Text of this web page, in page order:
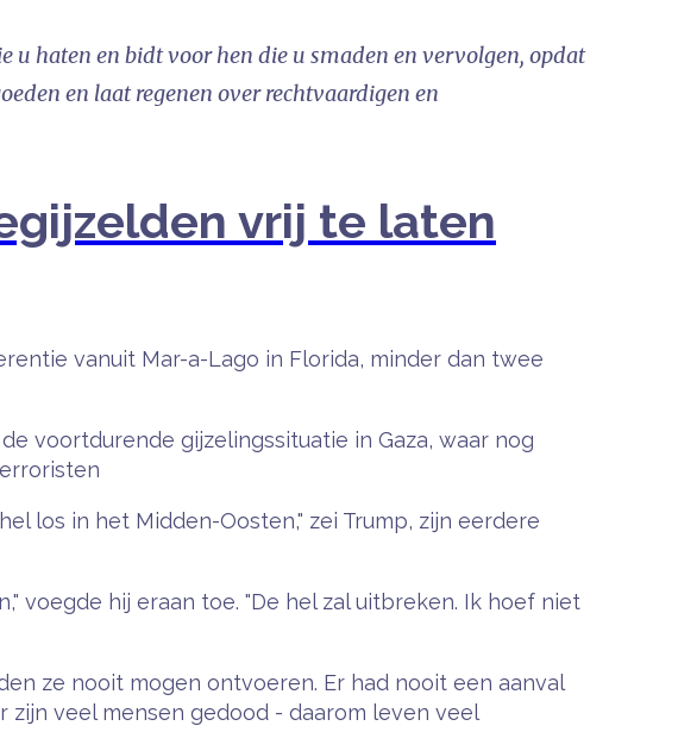
u haten en bidt voor hen die u smaden en vervolgen, opdat
en laat regenen over rechtvaardigen en
vrij te laten
vanuit Mar-a-Lago in Florida, minder dan twee
voortdurende gijzelingssituatie in Gaza, waar nog
los in het Midden-Oosten," zei Trump, zijn eerdere
voegde hij eraan toe. "De hel zal uitbreken. Ik hoef niet
ze nooit mogen ontvoeren. Er had nooit een aanval
zijn veel mensen gedood - daarom leven veel